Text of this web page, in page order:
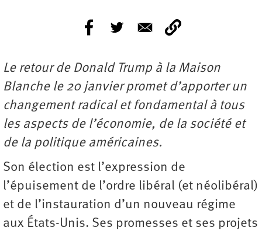
Le retour de Donald Trump à la Maison
Blanche le 20 janvier promet d’apporter un
changement radical et fondamental à tous
les aspects de l’économie, de la société et
de la politique américaines.
Son élection est l’expression de
l’épuisement de l’ordre libéral (et néolibéral)
et de l’instauration d’un nouveau régime
aux États-Unis. Ses promesses et ses projets